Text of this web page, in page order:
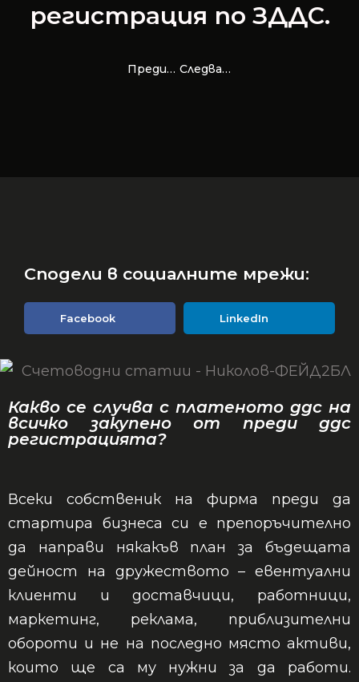
регистрация по ЗДДС.
Предишна. Следваща
Какво се случва с платеното ддс на
всичко закупено от преди ддс
регистрацията?
Всеки собственик на фирма преди да
стартира бизнеса си е препоръчително
да направи някакъв план за бъдещата
дейност на дружеството – евентуални
клиенти и доставчици, работници,
маркетинг, реклама, приблизителни
обороти и не на последно място активи,
които ще са му нужни за да работи.
Сподели в социалните мрежи:
Facebook LinkedIn